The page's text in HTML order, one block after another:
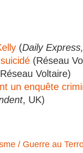
(Daily
(Réseau
Voltaire)
un enquête
, UK)
/ Guerre au